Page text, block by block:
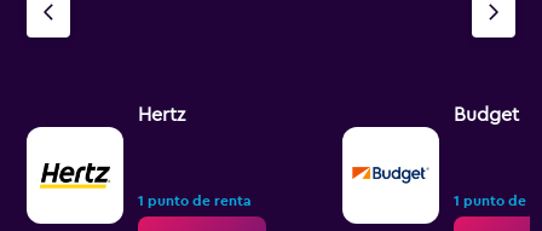
Hertz
1 punto de renta
Budget
1 punto de